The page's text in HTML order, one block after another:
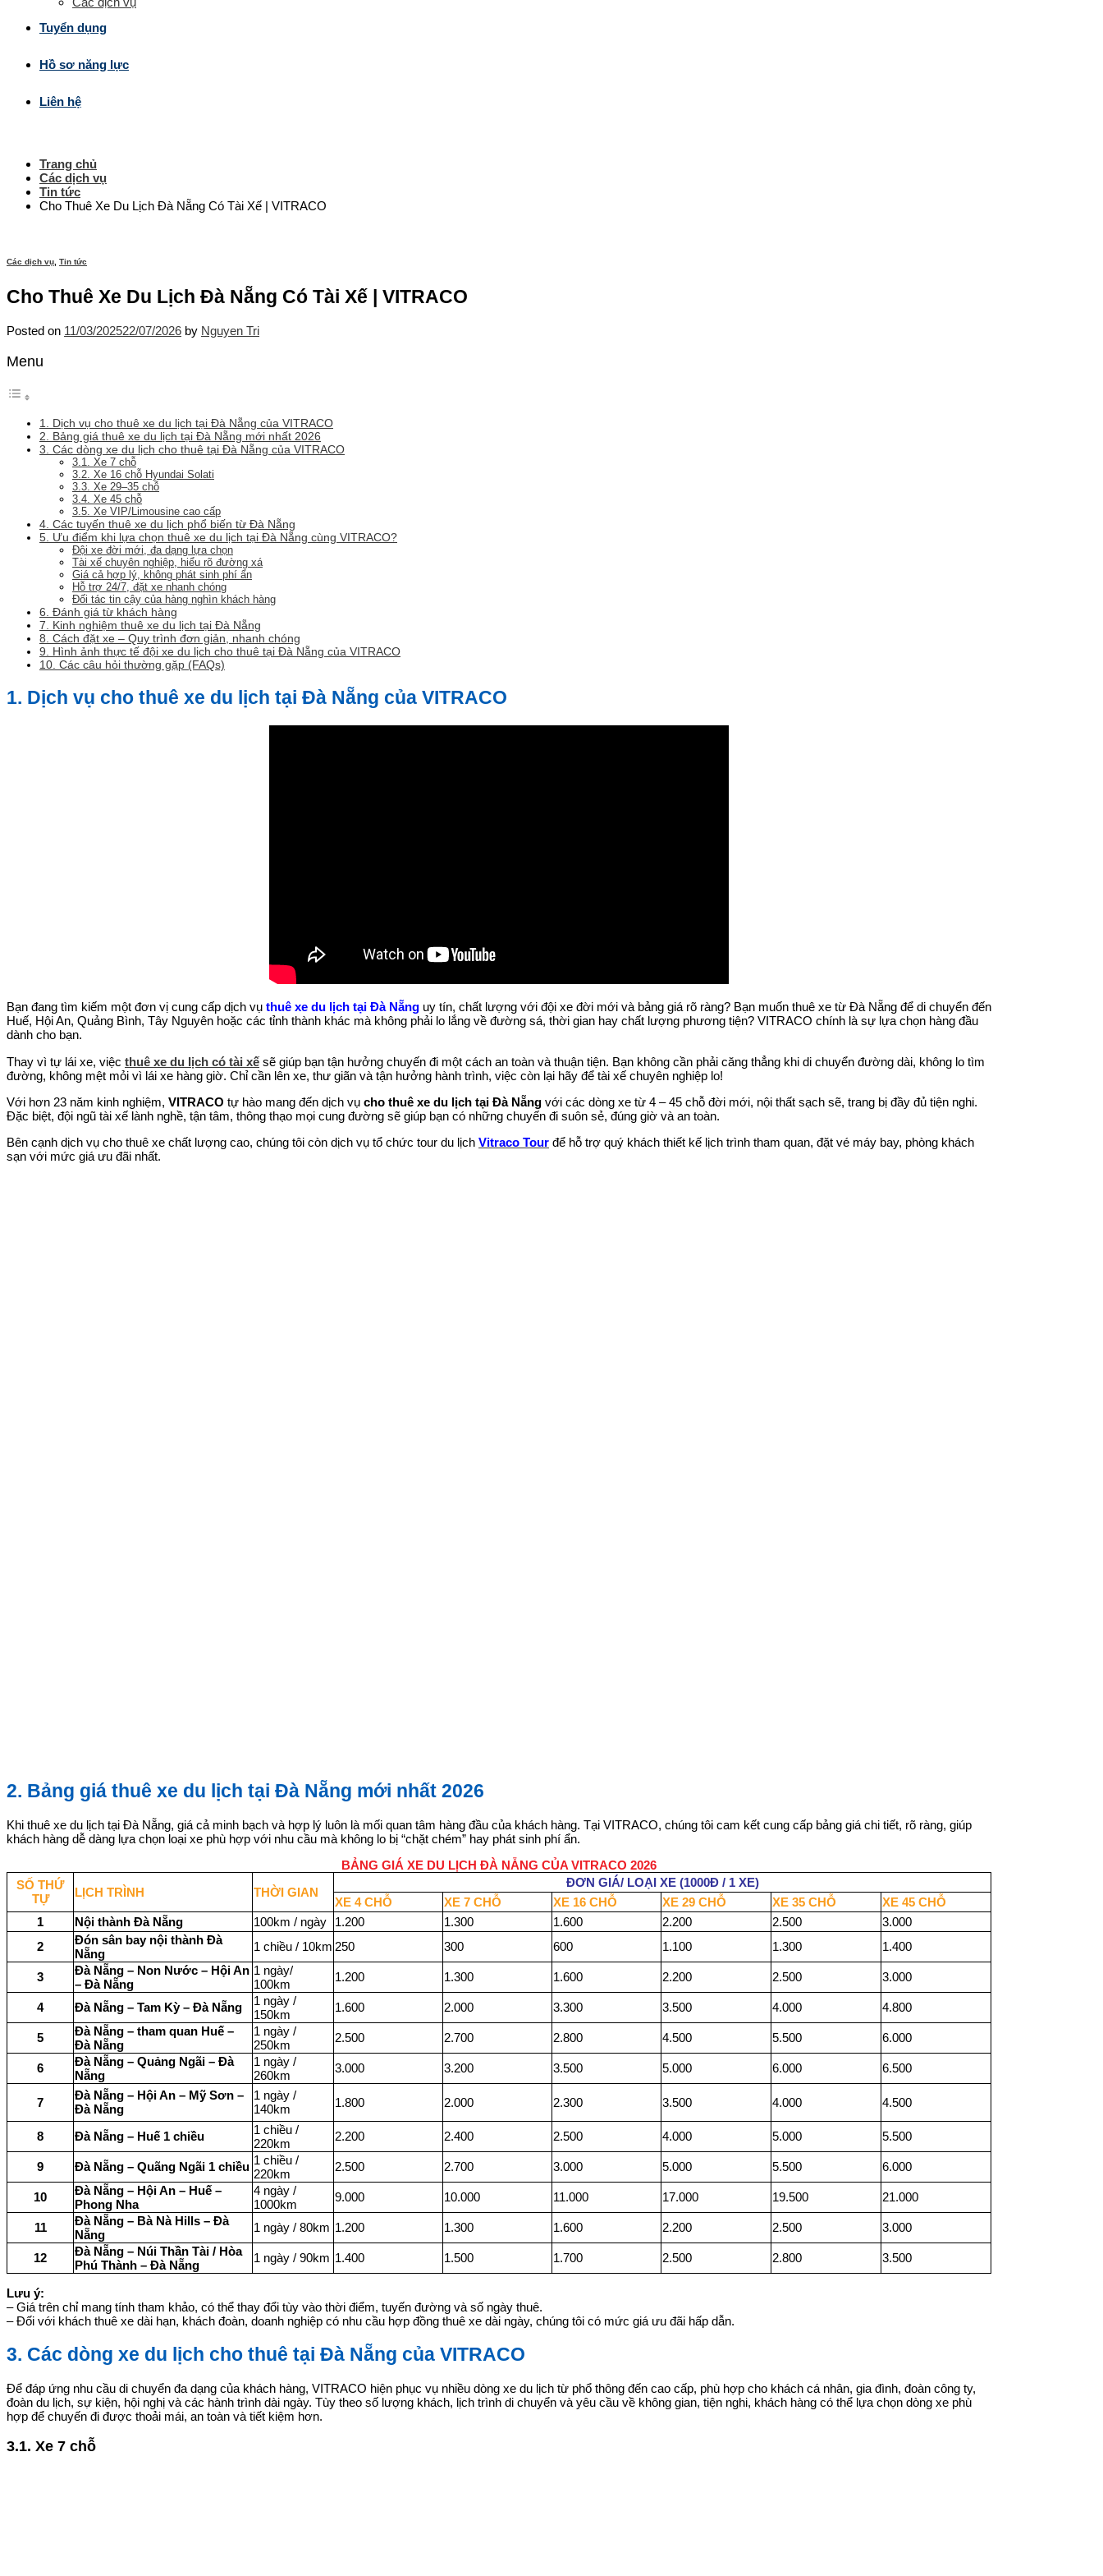
Tuyển dụng
Hồ sơ năng lực
Liên hệ
Trang chủ
Các dịch vụ
Tin tức
Cho Thuê Xe Du Lịch Đà Nẵng Có Tài Xế | VITRACO
Các dịch vụ Tin tức
Cho Thuê Xe Du Lịch Đà Nẵng Có Tài Xế | VITRACO
Posted on 11/03/202522/07/2026 by Nguyen Tri
Menu
1. Dịch vụ cho thuê xe du lịch tại Đà Nẵng của VITRACO
2. Bảng giá thuê xe du lịch tại Đà Nẵng mới nhất 2026
3. Các dòng xe du lịch cho thuê tại Đà Nẵng của VITRACO
3.1. Xe 7 chỗ
3.2. Xe 16 chỗ Hyundai Solati
3.3. Xe 29–35 chỗ
3.4. Xe 45 chỗ
3.5. Xe VIP/Limousine cao cấp
4. Các tuyến thuê xe du lịch phổ biến từ Đà Nẵng
5. Ưu điểm khi lựa chọn thuê xe du lịch tại Đà Nẵng cùng VITRACO?
Đội xe đời mới, đa dạng lựa chọn
Tài xế chuyên nghiệp, hiểu rõ đường xá
Giá cả hợp lý, không phát sinh phí ẩn
Hỗ trợ 24/7, đặt xe nhanh chóng
Đối tác tin cậy của hàng nghìn khách hàng
6. Đánh giá từ khách hàng
7. Kinh nghiệm thuê xe du lịch tại Đà Nẵng
8. Cách đặt xe – Quy trình đơn giản, nhanh chóng
9. Hình ảnh thực tế đội xe du lịch cho thuê tại Đà Nẵng của VITRACO
10. Các câu hỏi thường gặp (FAQs)
1. Dịch vụ cho thuê xe du lịch tại Đà Nẵng của VITRACO
Bạn đang tìm kiếm một đơn vị cung cấp dịch vụ thuê xe du lịch tại Đà Nẵng uy tín, chất lượng với đội xe đời mới và bảng giá rõ ràng? Bạn muốn thuê xe từ Đà Nẵng để di chuyển đến
Huế, Hội An, Quảng Bình, Tây Nguyên hoặc các tỉnh thành khác mà không phải lo lắng về đường sá, thời gian hay chất lượng phương tiện? VITRACO chính là sự lựa chọn hàng đầu
dành cho bạn.
Thay vì tự lái xe, việc thuê xe du lịch có tài xế sẽ giúp bạn tận hưởng chuyến đi một cách an toàn và thuận tiện. Bạn không cần phải căng thẳng khi di chuyển đường dài, không lo tìm
đường, không mệt mỏi vì lái xe hàng giờ. Chỉ cần lên xe, thư giãn và tận hưởng hành trình, việc còn lại hãy để tài xế chuyên nghiệp lo!
Với hơn 23 năm kinh nghiệm, VITRACO tự hào mang đến dịch vụ cho thuê xe du lịch tại Đà Nẵng với các dòng xe từ 4 – 45 chỗ đời mới, nội thất sạch sẽ, trang bị đầy đủ tiện nghi.
Đặc biệt, đội ngũ tài xế lành nghề, tận tâm, thông thạo mọi cung đường sẽ giúp bạn có những chuyến đi suôn sẻ, đúng giờ và an toàn.
Bên cạnh dịch vụ cho thuê xe chất lượng cao, chúng tôi còn dịch vụ tổ chức tour du lịch Vitraco Tour để hỗ trợ quý khách thiết kế lịch trình tham quan, đặt vé máy bay, phòng khách
sạn với mức giá ưu đãi nhất.
2. Bảng giá thuê xe du lịch tại Đà Nẵng mới nhất 2026
Khi thuê xe du lịch tại Đà Nẵng, giá cả minh bạch và hợp lý luôn là mối quan tâm hàng đầu của khách hàng. Tại VITRACO, chúng tôi cam kết cung cấp bảng giá chi tiết, rõ ràng, giúp
khách hàng dễ dàng lựa chọn loại xe phù hợp với nhu cầu mà không lo bị “chặt chém” hay phát sinh phí ẩn.
BẢNG GIÁ XE DU LỊCH ĐÀ NẴNG CỦA VITRACO 2026
SỐ THỨ
TỰ
LỊCH TRÌNH THỜI GIAN
ĐƠN GIÁ/ LOẠI XE (1000Đ / 1 XE)
XE 4 CHỖ
XE 7 CHỖ XE 16 CHỖ XE 29 CHỖ XE 35 CHỖ
XE 45 CHỖ
1
Nội thành Đà Nẵng 100km / ngày 1.200 1.300 1.600 2.200 2.500
3.000
2
Đón sân bay nội thành Đà
Nẵng
1 chiều / 10km 250 300 600 1.100 1.300 1.400
3
Đà Nẵng – Non Nước – Hội An
– Đà Nẵng
1 ngày/
100km
1.200 1.300 1.600 2.200 2.500 3.000
4 Đà Nẵng – Tam Kỳ – Đà Nẵng
1 ngày /
150km
1.600 2.000 3.300 3.500 4.000 4.800
5
Đà Nẵng – tham quan Huế –
Đà Nẵng
1 ngày /
250km
2.500 2.700 2.800 4.500 5.500 6.000
6
Đà Nẵng – Quảng Ngãi – Đà
Nẵng
1 ngày /
260km
3.000 3.200 3.500 5.000 6.000 6.500
7
Đà Nẵng – Hội An – Mỹ Sơn –
Đà Nẵng
1 ngày /
140km
1.800 2.000 2.300 3.500 4.000 4.500
8 Đà Nẵng – Huế 1 chiều
1 chiều /
220km
2.200 2.400 2.500 4.000 5.000 5.500
9 Đà Nẵng – Quãng Ngãi 1 chiều 1 chiều /
220km
2.500 2.700 3.000 5.000 5.500 6.000
10
Đà Nẵng – Hội An – Huế –
Phong Nha
4 ngày /
1000km
9.000 10.000 11.000 17.000 19.500 21.000
11
Đà Nẵng – Bà Nà Hills – Đà
Nẵng
1 ngày / 80km 1.200 1.300 1.600 2.200 2.500 3.000
12
Đà Nẵng – Núi Thần Tài / Hòa
Phú Thành – Đà Nẵng
1 ngày / 90km 1.400 1.500 1.700 2.500 2.800 3.500
Lưu ý:
– Giá trên chỉ mang tính tham khảo, có thể thay đổi tùy vào thời điểm, tuyến đường và số ngày thuê.
– Đối với khách thuê xe dài hạn, khách đoàn, doanh nghiệp có nhu cầu hợp đồng thuê xe dài ngày, chúng tôi có mức giá ưu đãi hấp dẫn.
3. Các dòng xe du lịch cho thuê tại Đà Nẵng của VITRACO
Để đáp ứng nhu cầu di chuyển đa dạng của khách hàng, VITRACO hiện phục vụ nhiều dòng xe du lịch từ phổ thông đến cao cấp, phù hợp cho khách cá nhân, gia đình, đoàn công ty,
đoàn du lịch, sự kiện, hội nghị và các hành trình dài ngày. Tùy theo số lượng khách, lịch trình di chuyển và yêu cầu về không gian, tiện nghi, khách hàng có thể lựa chọn dòng xe phù
hợp để chuyến đi được thoải mái, an toàn và tiết kiệm hơn.
3.1. Xe 7 chỗ